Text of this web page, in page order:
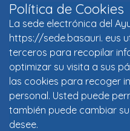
Política de Cookies
La sede electrónica del
https://sede.basauri. eus
terceros para recopilar
optimizar su visita a sus
las cookies para recoger
personal. Usted puede
también puede cambiar
desee.